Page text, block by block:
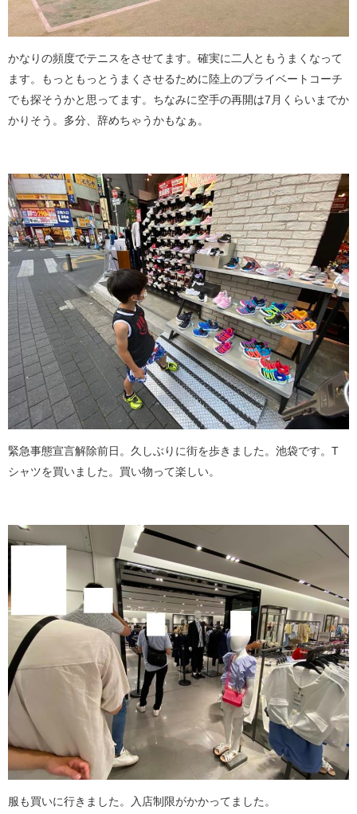
かなりの頻度でテニスをさせてます。確実に二人ともうまくなって
ます。もっともっとうまくさせるために陸上のプライベートコーチ
でも探そうかと思ってます。ちなみに空手の再開は7月くらいまでか
かりそう。多分、辞めちゃうかもなぁ。
緊急事態宣言解除前日。久しぶりに街を歩きました。池袋です。T
シャツを買いました。買い物って楽しい。
服も買いに行きました。入店制限がかかってました。